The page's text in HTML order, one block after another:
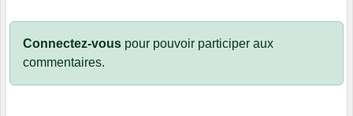
Connectez-vous pour pouvoir participer aux
commentaires.